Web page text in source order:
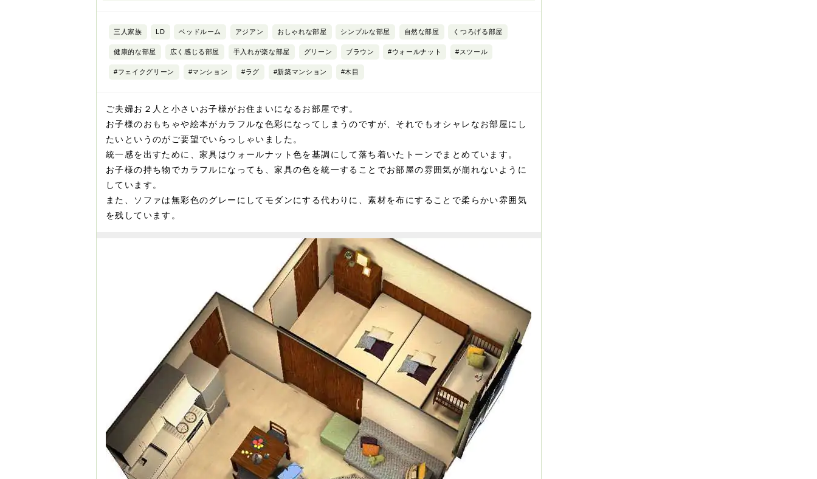
三人家族 LD ベッドルーム アジアン おしゃれな部屋 シンプルな部屋 自然な部屋 くつろげる部屋
健康的な部屋 広く感じる部屋 手入れが楽な部屋 グリーン ブラウン #ウォールナット #スツール
#フェイクグリーン #マンション #ラグ #新築マンション #木目
ご夫婦お２人と小さいお子様がお住まいになるお部屋です。
お子様のおもちゃや絵本がカラフルな色彩になってしまうのですが、それでもオシャレなお部屋にし
たいというのがご要望でいらっしゃいました。
統一感を出すために、家具はウォールナット色を基調にして落ち着いたトーンでまとめています。
お子様の持ち物でカラフルになっても、家具の色を統一することでお部屋の雰囲気が崩れないように
しています。
また、ソファは無彩色のグレーにしてモダンにする代わりに、素材を布にすることで柔らかい雰囲気
を残しています。